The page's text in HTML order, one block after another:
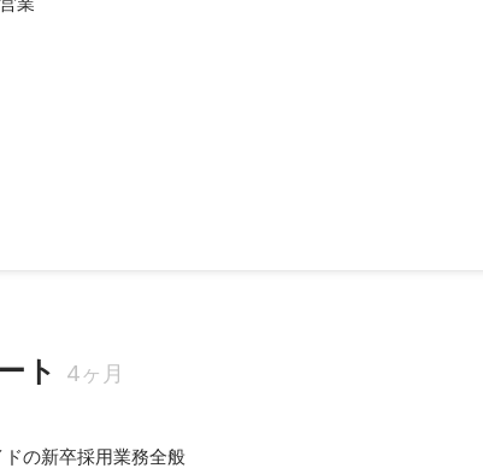
ト 4ヶ月
の新卒採用業務全般